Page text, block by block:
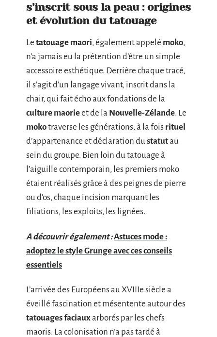
s’inscrit sous la peau : origines
et évolution du tatouage
Le tatouage maori, également appelé moko,
n’a jamais eu la prétention d’être un simple
accessoire esthétique. Derrière chaque tracé,
il s’agit d’un langage vivant, inscrit dans la
chair, qui fait écho aux fondations de la
culture maorieet de la Nouvelle-Zélande. Le
mokotraverse les générations, à la fois rituel
d’appartenance et déclaration dustatutau
sein du groupe. Bien loin du tatouage à
l’aiguille contemporain, les premiers moko
étaient réalisés grâce à des peignes de pierre
ou d’os, chaque incision marquant les
filiations, les exploits, les lignées.
A découvrir également :Astuces mode :
adoptez le style Grunge avec ces conseils
essentiels
L’arrivée des Européens au XVIIIe siècle a
éveillé fascination et mésentente autour des
tatouages faciauxarborés par les chefs
maoris. La colonisation n’a pas tardé à